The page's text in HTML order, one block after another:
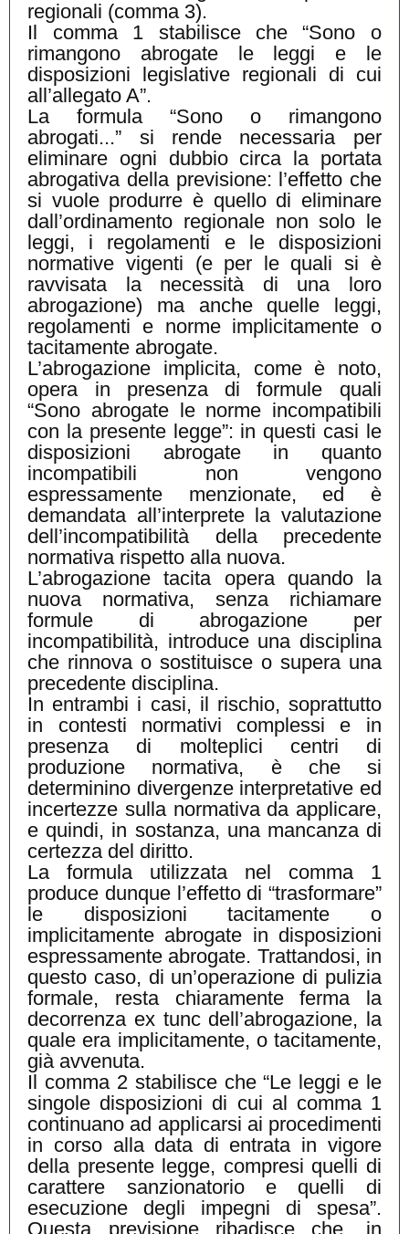
regionali (comma 3).
Il comma 1 stabilisce che “Sono o
rimangono abrogate le leggi e le
disposizioni legislative regionali di cui
all’allegato A”.
La formula “Sono o rimangono
abrogati...” si rende necessaria per
eliminare ogni dubbio circa la portata
abrogativa della previsione: l’effetto che
si vuole produrre è quello di eliminare
dall’ordinamento regionale non solo le
leggi, i regolamenti e le disposizioni
normative vigenti (e per le quali si è
ravvisata la necessità di una loro
abrogazione) ma anche quelle leggi,
regolamenti e norme implicitamente o
tacitamente abrogate.
L’abrogazione implicita, come è noto,
opera in presenza di formule quali
“Sono abrogate le norme incompatibili
con la presente legge”: in questi casi le
disposizioni abrogate in quanto
incompatibili non vengono
espressamente menzionate, ed è
demandata all’interprete la valutazione
dell’incompatibilità della precedente
normativa rispetto alla nuova.
L’abrogazione tacita opera quando la
nuova normativa, senza richiamare
formule di abrogazione per
incompatibilità, introduce una disciplina
che rinnova o sostituisce o supera una
precedente disciplina.
In entrambi i casi, il rischio, soprattutto
in contesti normativi complessi e in
presenza di molteplici centri di
produzione normativa, è che si
determinino divergenze interpretative ed
incertezze sulla normativa da applicare,
e quindi, in sostanza, una mancanza di
certezza del diritto.
La formula utilizzata nel comma 1
produce dunque l’effetto di “trasformare”
le disposizioni tacitamente o
implicitamente abrogate in disposizioni
espressamente abrogate. Trattandosi, in
questo caso, di un’operazione di pulizia
formale, resta chiaramente ferma la
decorrenza ex tunc dell’abrogazione, la
quale era implicitamente, o tacitamente,
già avvenuta.
Il comma 2 stabilisce che “Le leggi e le
singole disposizioni di cui al comma 1
continuano ad applicarsi ai procedimenti
in corso alla data di entrata in vigore
della presente legge, compresi quelli di
carattere sanzionatorio e quelli di
esecuzione degli impegni di spesa”.
Questa previsione ribadisce che, in